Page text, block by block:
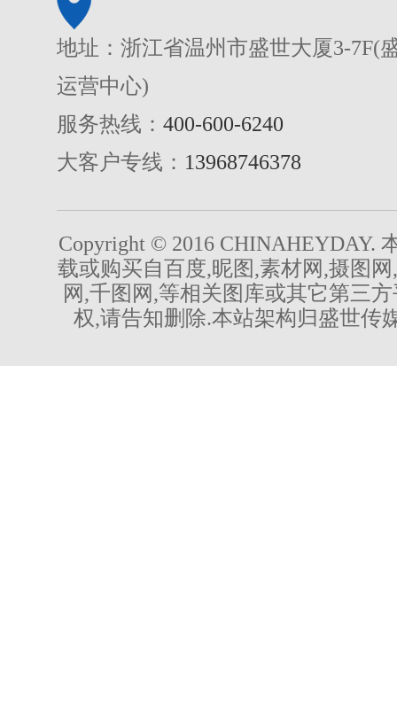
地址：浙江省温州市盛世大厦3-7F(
运营中心)
服务热线： 400-600-6240
大客户专线： 13968746378
Copyright © 2016 CHINAHEYDAY.
载或购买自百度,昵图,素材网,摄图
网,千图网,等相关图库或其它第三
权,请告知删除.本站架构归盛世传